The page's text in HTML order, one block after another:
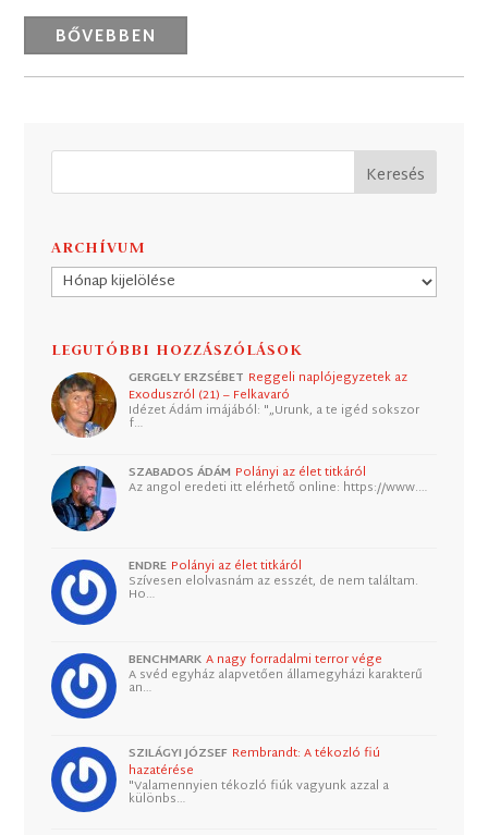
BŐVEBBEN
ARCHÍVUM
Archívum
LEGUTÓBBI HOZZÁSZÓLÁSOK
GERGELY ERZSÉBET Reggeli naplójegyzetek az
Exoduszról (21) – Felkavaró
Idézet Ádám imájából: "„Urunk, a te igéd sokszor
f…
SZABADOS ÁDÁM Polányi az élet titkáról
Az angol eredeti itt elérhető online: https://www.…
ENDRE Polányi az élet titkáról
Szívesen elolvasnám az esszét, de nem találtam.
Ho…
BENCHMARK A nagy forradalmi terror vége
A svéd egyház alapvetően államegyházi karakterű
an…
SZILÁGYI JÓZSEF Rembrandt: A tékozló fiú
hazatérése
"Valamennyien tékozló fiúk vagyunk azzal a
különbs…